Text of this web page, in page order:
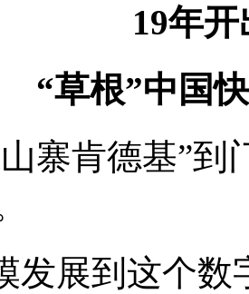
19年
“草根”中国
寨肯德基”
发展到这个数